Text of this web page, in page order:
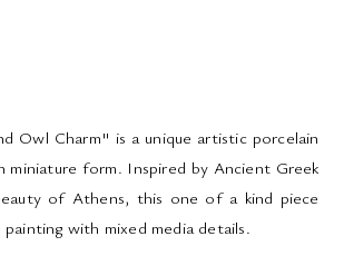
Owl Charm" is a unique artistic porcelain
miniature form. Inspired by Ancient Greek
of Athens, this one of a kind piece
with mixed media details.